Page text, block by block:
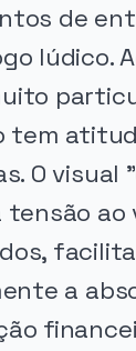
de
lúdico.
tem
O visual
tensão ao
a